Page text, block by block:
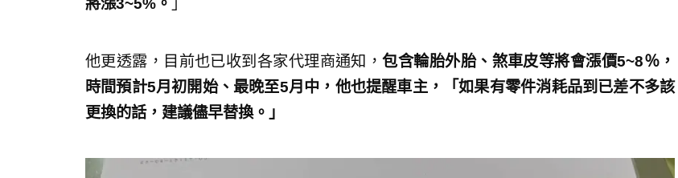
將漲3~5%。 」
他更透露，目前也已收到各家代理商通知，包含輪胎外胎、煞車皮等將會漲價5~8％，
時間預計5月初開始、最晚至5月中，他也提醒車主，「如果有零件消耗品到已差不多該
更換的話，建議儘早替換。」